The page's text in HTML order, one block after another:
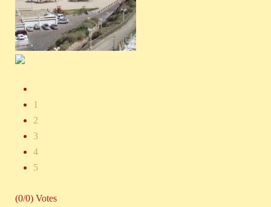
1
2
3
4
5
(0/0) Votes